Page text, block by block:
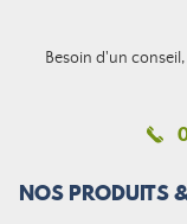
Besoin d'un
NOS PRODUITS